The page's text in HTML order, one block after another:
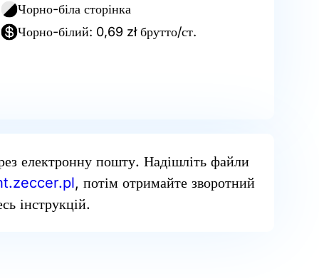
Чорно-біла сторінка
Чорно-білий: 0,69 zł брутто/ст.
електронну пошту. Надішліть файли
, потім отримайте зворотний
інструкцій.